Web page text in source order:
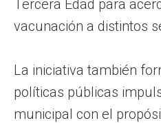
Tercera Edad para
vacunación a distintos
La iniciativa también
políticas públicas
municipal con el